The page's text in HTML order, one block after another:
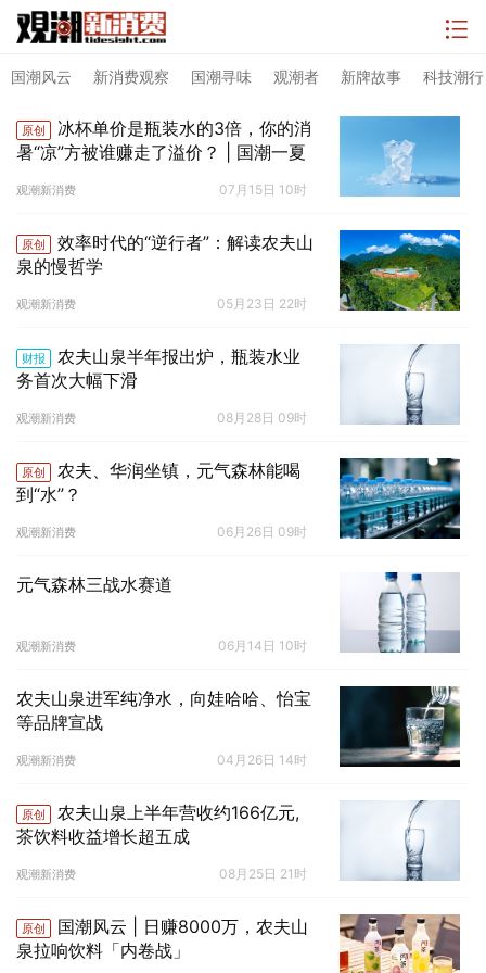
国潮风云 新消费观察 国潮寻味 观潮者 新牌故事 科技潮行
原创
冰杯单价是瓶装水的3倍，你的消
暑“凉”方被谁赚走了溢价？ | 国潮一夏
观潮新消费 07月15日 10时
原创
效率时代的“逆行者”：解读农夫山
泉的慢哲学
观潮新消费 05月23日 22时
财报
农夫山泉半年报出炉，瓶装水业
务首次大幅下滑
观潮新消费 08月28日 09时
原创
农夫、华润坐镇，元气森林能喝
到“水”？
观潮新消费 06月26日 09时
元气森林三战水赛道
观潮新消费 06月14日 10时
农夫山泉进军纯净水，向娃哈哈、怡宝
等品牌宣战
观潮新消费 04月26日 14时
原创
农夫山泉上半年营收约166亿元,
茶饮料收益增长超五成
观潮新消费 08月25日 21时
原创
国潮风云 | 日赚8000万，农夫山
泉拉响饮料「内卷战」